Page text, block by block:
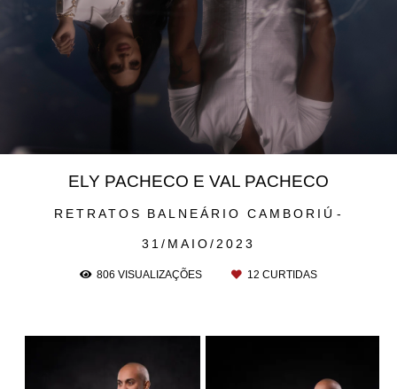
RETRATOS BALNEÁRIO CAMBORIÚ
31/MAIO/2023
ELY PACHECO E VAL PACHECO
806 VISUALIZAÇÕES 12 CURTIDAS